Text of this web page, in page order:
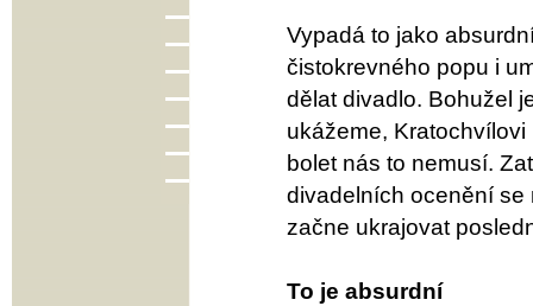
Vypadá to jako
čistokrevného popu i
dělat divadlo. Bohužel
ukážeme,
bolet nás to nemusí.
divadelních ocenění se
začne ukrajovat
To je absurdní